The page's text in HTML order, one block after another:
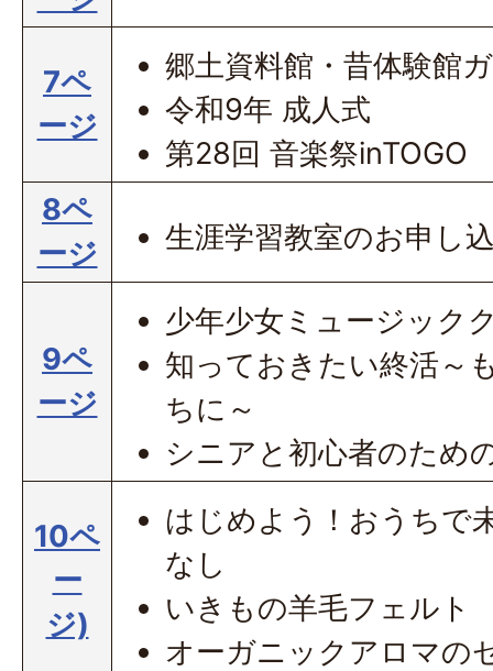
7ペ
ージ
郷土資料館・昔体験館
令和9年 成人式
第28回 音楽祭inTOGO
8ペ
ージ
生涯学習教室のお申し
9ペ
ージ
少年少女ミュージック
知っておきたい終活～
ちに～
シニアと初心者のため
10ペ
ー
ジ)
はじめよう！おうちで
なし
いきもの羊毛フェルト
オーガニックアロマの